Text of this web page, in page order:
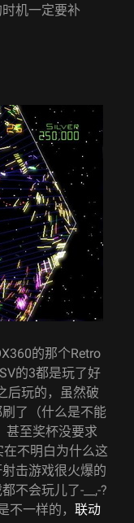
机一定要补
的那个Retro
的3都是玩了好
后玩的，虽然破
了（什么是不能
甚至奖杯没要求
在不明白为什么这
击游戏很火爆的
不会玩儿了-__,-?
一样的， 联动